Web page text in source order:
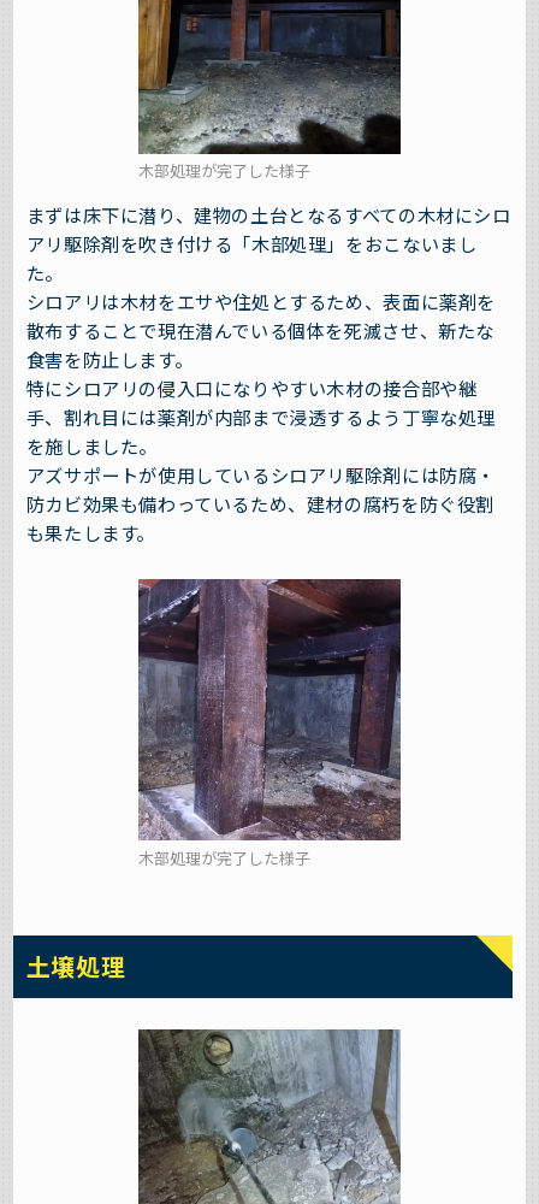
木部処理が完了した様子
まずは床下に潜り、建物の土台となるすべての木材にシロ
アリ駆除剤を吹き付ける「木部処理」をおこないまし
た。
シロアリは木材をエサや住処とするため、表面に薬剤を
散布することで現在潜んでいる個体を死滅させ、新たな
食害を防止します。
特にシロアリの侵入口になりやすい木材の接合部や継
手、割れ目には薬剤が内部まで浸透するよう丁寧な処理
を施しました。
アズサポートが使用しているシロアリ駆除剤には防腐・
防カビ効果も備わっているため、建材の腐朽を防ぐ役割
も果たします。
木部処理が完了した様子
土壌処理